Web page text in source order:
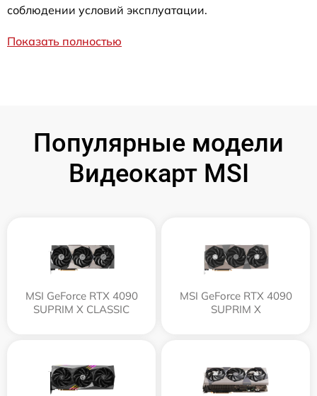
соблюдении условий эксплуатации.
Показать полностью
Популярные модели
Видеокарт MSI
MSI GeForce RTX 4090
SUPRIM X CLASSIC
MSI GeForce RTX 4090
SUPRIM X